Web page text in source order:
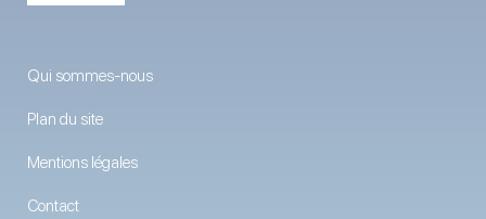
Qui sommes-nous
Plan du site
Mentions légales
Contact